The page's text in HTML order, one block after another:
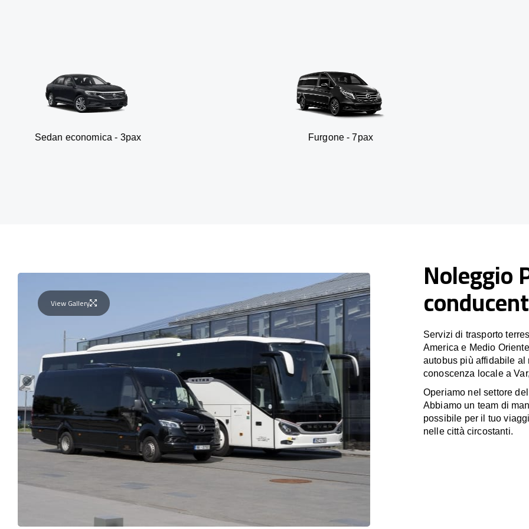
economica - 3pax Furgone - 7pax
View Gallery
Noleggio
Servizi di trasporto
America e Medio
autobus più affidabile al
conoscenza locale a
Operiamo nel settore del
Abbiamo un team di
possibile per il tuo
nelle città circostanti.